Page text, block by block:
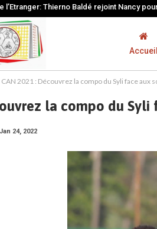
l’Etranger: Thierno Baldé rejoint Nancy
Accueil
CAN 2021 : Découvrez la compo du Syli face aux
la compo du
Jan 24, 2022